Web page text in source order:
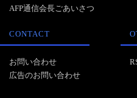
AFP通信会長ごあいさつ
CONTACT
お問い合わせ
広告のお問い合わせ